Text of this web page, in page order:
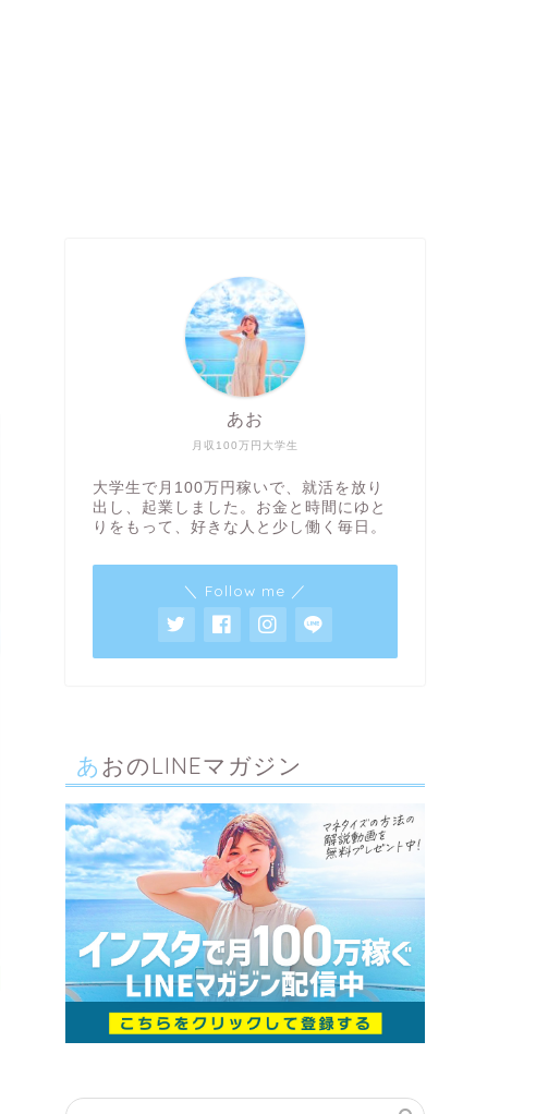
月収100万円大学生
あお
大学生で月100万円稼いで、就活を放り
出し、起業しました。お金と時間にゆと
りをもって、好きな人と少し働く毎日。
＼ Follow me ／
あおのLINEマガジン